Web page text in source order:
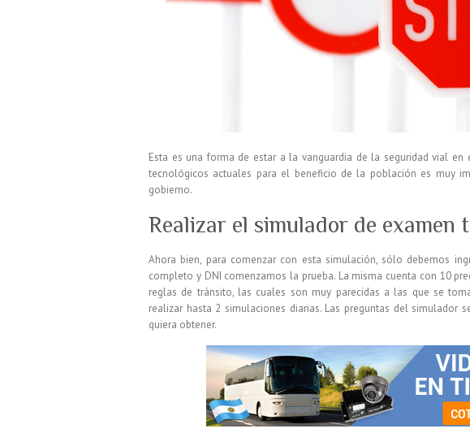
Esta es una forma de estar a la vanguardia de la seguridad vial
tecnológicos actuales para el beneficio de la población es muy
gobierno.
Realizar el simulador de examen
Ahora bien, para comenzar con esta simulación, sólo debemos
completo y DNI comenzamos la prueba. La misma cuenta con 10
reglas de tránsito, las cuales son muy parecidas a las que se
realizar hasta 2 simulaciones diarias. Las preguntas del simulador
quiera obtener.